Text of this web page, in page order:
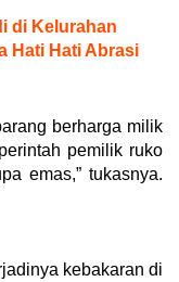
di Kelurahan
Hati Hati Abrasi
berharga milik
pemilik ruko
emas,” tukasnya.
kebakaran di